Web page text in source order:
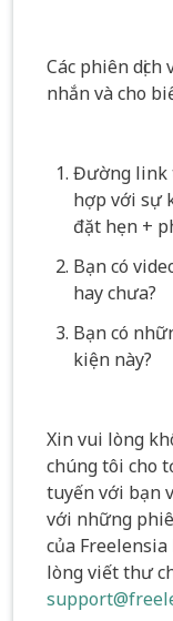
Các phiên
nhắn và cho
Đường link
hợp với sự
đặt hẹn +
Bạn có
hay chưa?
Bạn có
kiện này?
Xin vui lòng
chúng tôi cho
tuyến với bạn
với những
của
lòng viết thư